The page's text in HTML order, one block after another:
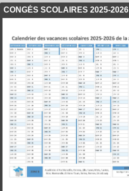
CONGÉS SCOLAIRES 2025-2026